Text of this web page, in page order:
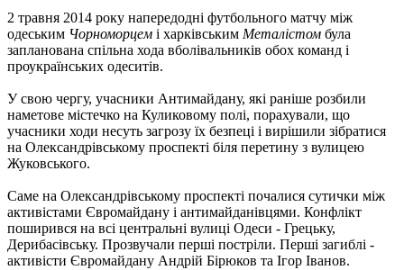
2 травня 2014 року напередодні футбольного матчу між
одеським Чорноморцем і харківським Металістом була
запланована спільна хода вболівальників обох команд і
проукраїнських одеситів.
У свою чергу, учасники Антимайдану, які раніше розбили
наметове містечко на Куликовому полі, порахували, що
учасники ходи несуть загрозу їх безпеці і вирішили зібратися
на Олександрівському проспекті біля перетину з вулицею
Жуковського.
Саме на Олександрівському проспекті почалися сутички між
активістами Євромайдану і антимайданівцями. Конфлікт
поширився на всі центральні вулиці Одеси - Грецьку,
Дерибасівську. Прозвучали перші постріли. Перші загиблі -
активісти Євромайдану Андрій Бірюков та Ігор Іванов.